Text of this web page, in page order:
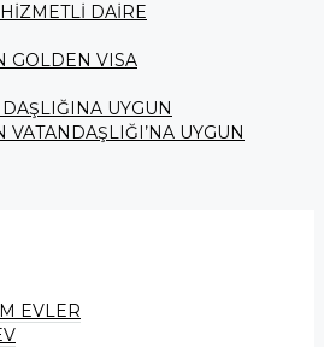
DAİRE
GOLDEN VISA
UYGUN
VATANDAŞLIĞI’NA UYGUN
EVLER